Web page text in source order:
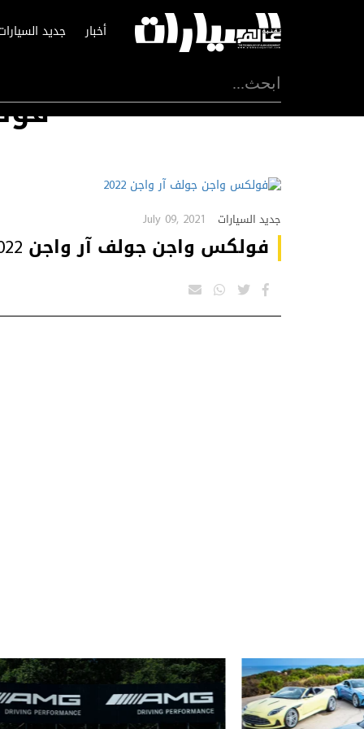
أخبار جديد
جديد السيارات July 09, 2021
فولكس واجن جولف آر واجن 2022.. مساحة أكبر وأداء أفضل